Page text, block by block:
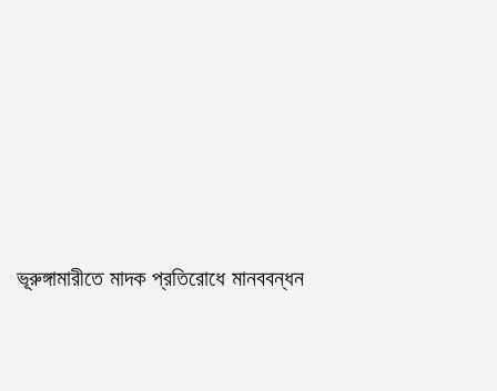
ভূরুঙ্গামারীতে মাদক প্রতিরোধে মানববন্ধন